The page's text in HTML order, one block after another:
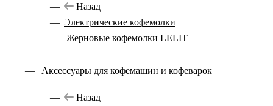
Назад
Электрические кофемолки
Жерновые кофемолки LELIT
Аксессуары для кофемашин и кофеварок
Назад